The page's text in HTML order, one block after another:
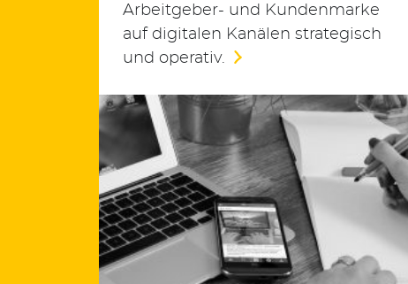
Arbeitgeber- und Kundenmarke
auf digitalen Kanälen strategisch
und operativ.